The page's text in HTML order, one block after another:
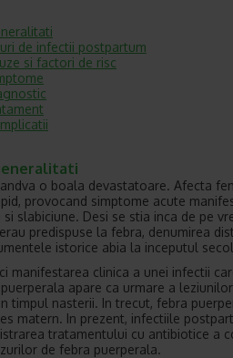
de infectii postpartum
si factori de risc
o boala devastatoare. Afecta
provocand simptome acute
slabiciune. Desi se stia inca de pe
predispuse la febra, denumirea
istorice abia la inceputul
manifestarea clinica a unei infectii
apare ca urmare a
timpul nasterii. In trecut, febra
matern. In prezent, infectiile
tratamentului cu antibiotice a
de febra puerperala.